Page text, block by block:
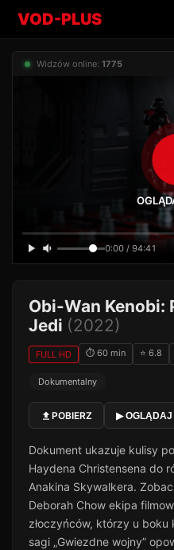
VOD-PLUS
Widzów online: 1775
0:00 / 94:41
Obi-Wan Kenobi:
Jedi (2022)
FULL HD ⏱ 60 min ⭐ 6.8
Dokumentalny
POBIERZ ▶ OGLĄDAJ
Dokument ukazuje kulisy
Haydena Christensena do
Anakina Skywalkera.
Deborah Chow ekipa
złoczyńców, którzy u
sagi „Gwiezdne wojny”